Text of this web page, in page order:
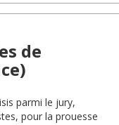
de
parmi le jury,
pour la prouesse